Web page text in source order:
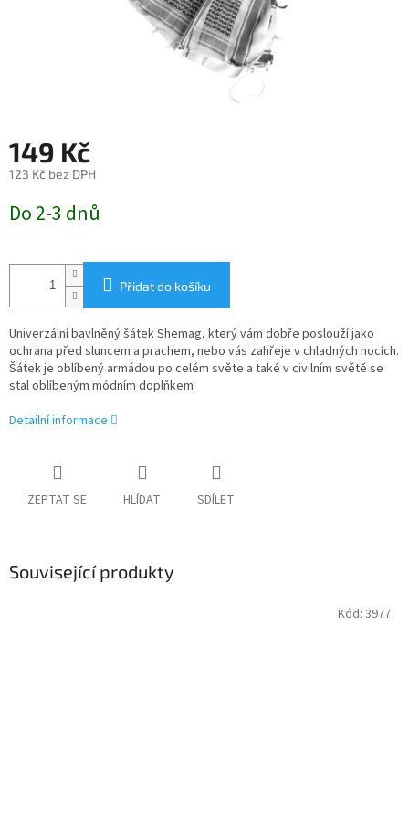
149 Kč
123 Kč bez DPH
cena:
Do 2-3 dnů
Přidat do košíku
Univerzální bavlněný šátek Shemag, který vám dobře poslouží jako
ochrana před sluncem a prachem, nebo vás zahřeje v chladných nocích.
Šátek je oblíbený armádou po celém světe a také v civilním světě se
stal oblíbeným módním doplňkem
Detailní informace
ZEPTAT SE HLÍDAT SDÍLET
Související produkty
Kód: 3977